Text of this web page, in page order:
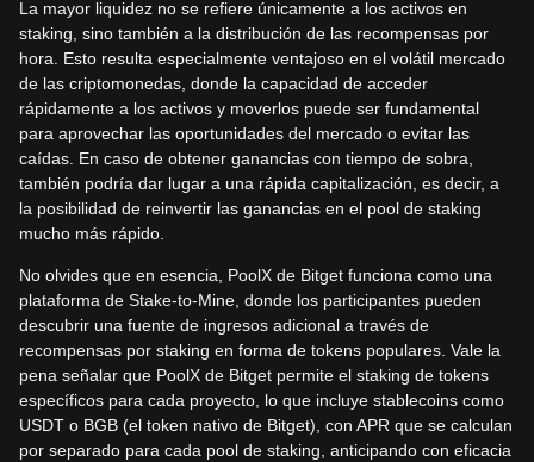
La mayor liquidez no se refiere únicamente a los activos en
staking, sino también a la distribución de las recompensas por
hora. Esto resulta especialmente ventajoso en el volátil mercado
de las criptomonedas, donde la capacidad de acceder
rápidamente a los activos y moverlos puede ser fundamental
para aprovechar las oportunidades del mercado o evitar las
caídas. En caso de obtener ganancias con tiempo de sobra,
también podría dar lugar a una rápida capitalización, es decir, a
la posibilidad de reinvertir las ganancias en el pool de staking
mucho más rápido.
No olvides que en esencia, PoolX de Bitget funciona como una
plataforma de Stake-to-Mine, donde los participantes pueden
descubrir una fuente de ingresos adicional a través de
recompensas por staking en forma de tokens populares. Vale la
pena señalar que PoolX de Bitget permite el staking de tokens
específicos para cada proyecto, lo que incluye stablecoins como
USDT o BGB (el token nativo de Bitget), con APR que se calculan
por separado para cada pool de staking, anticipando con eficacia